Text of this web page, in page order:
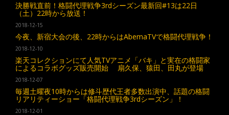
決勝戦直前！格闘代理戦争3rdシーズン最新回#13は22日
（土）22時から放送！
2018-12-15
今夜、新宿大会の後、22時からはAbemaTVで格闘代理戦争！
2018-12-10
楽天コレクションにて人気TVアニメ「バキ」と実在の格闘家
によるコラボグッズ販売開始 扇久保、猿田、田丸が登場
2018-12-07
毎週土曜夜10時からは修斗歴代王者多数出演中、話題の格闘
リアリティーショー「格闘代理戦争3rdシーズン」！
2018-12-01